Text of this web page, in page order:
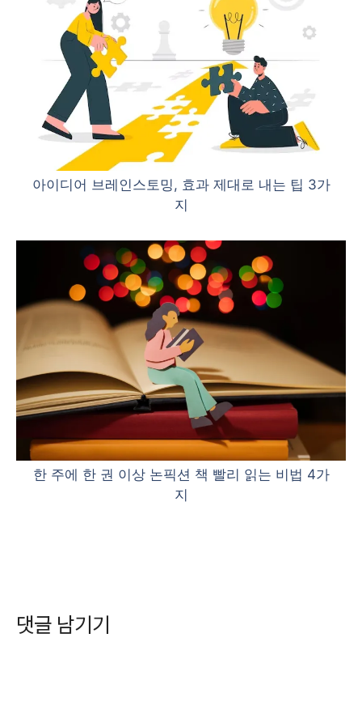
아이디어 브레인스토밍, 효과 제대로 내는 팁 3가
지
한 주에 한 권 이상 논픽션 책 빨리 읽는 비법 4가
지
댓글 남기기